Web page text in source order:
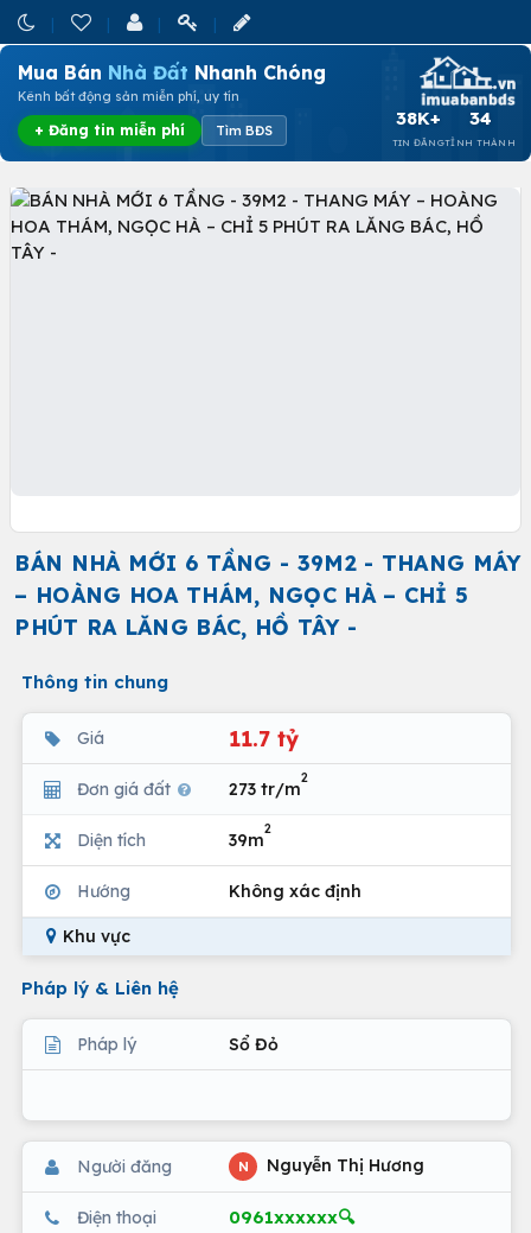
Mua Bán Nhà Đất Nhanh Chóng
Kênh bất động sản miễn phí, uy tín
+ Đăng tin miễn phí Tìm BĐS
38K+
TIN ĐĂNG
34
TỈNH THÀNH
BÁN NHÀ MỚI 6 TẦNG - 39M2 - THANG MÁY
– HOÀNG HOA THÁM, NGỌC HÀ – CHỈ 5
PHÚT RA LĂNG BÁC, HỒ TÂY -
Thông tin chung
Giá 11.7 tỷ
Đơn giá đất 273 tr/m
2
Diện tích 39m
2
Hướng Không xác định
Khu vực
Pháp lý & Liên hệ
Pháp lý Sổ Đỏ
Người đăng N Nguyễn Thị Hương
Điện thoại 0961xxxxxx🔍